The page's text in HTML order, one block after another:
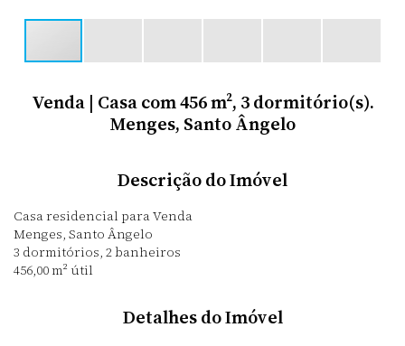
Venda | Casa com 456 m², 3 dormitório(s).
Menges, Santo Ângelo
Descrição do Imóvel
Casa residencial para Venda
Menges, Santo Ângelo
3 dormitórios, 2 banheiros
456,00 m² útil
Detalhes do Imóvel